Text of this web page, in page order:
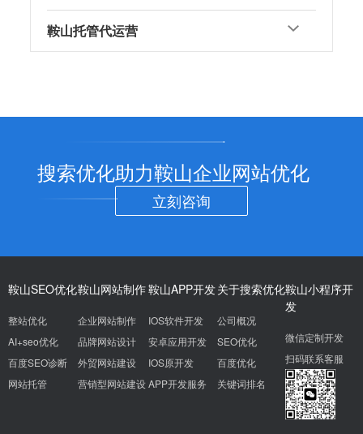
鞍山托管代运营
搜索优化助力鞍山企业网站优化
立刻咨询
鞍山SEO优化
整站优化
AI+seo优化
百度SEO诊断
网站托管
鞍山网站制作
企业网站制作
品牌网站设计
外贸网站建设
营销型网站建设
鞍山APP开发
IOS软件开发
安卓应用开发
IOS原开发
APP开发服务
关于搜索优化
公司概况
SEO优化
百度优化
关键词排名
鞍山小程序开
发
微信定制开发
扫码联系客服